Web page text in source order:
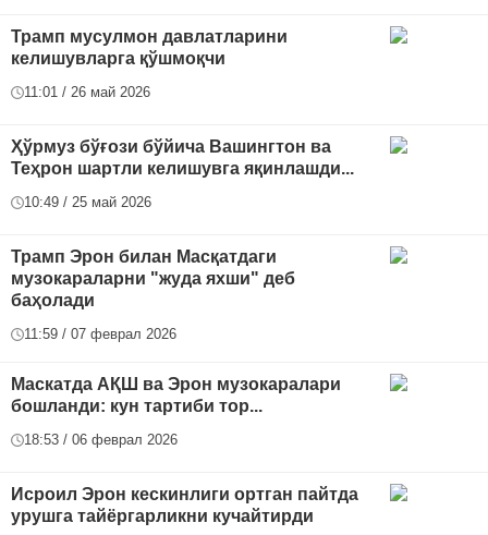
Трамп мусулмон давлатларини
келишувларга қўшмоқчи
11:01 / 26 май 2026
Ҳўрмуз бўғози бўйича Вашингтон ва
Теҳрон шартли келишувга яқинлашди...
10:49 / 25 май 2026
Трамп Эрон билан Масқатдаги
музокараларни "жуда яхши" деб
баҳолади
11:59 / 07 феврал 2026
Маскатда АҚШ ва Эрон музокаралари
бошланди: кун тартиби тор...
18:53 / 06 феврал 2026
Исроил Эрон кескинлиги ортган пайтда
урушга тайёргарликни кучайтирди